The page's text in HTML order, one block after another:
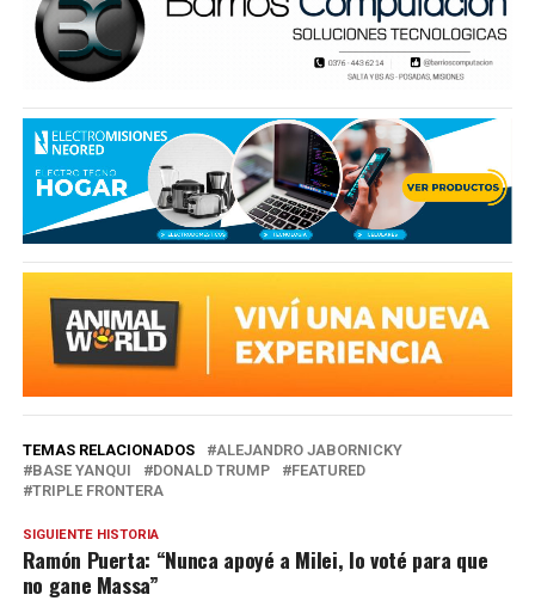
TEMAS RELACIONADOS
ALEJANDRO JABORNICKY
BASE YANQUI
DONALD TRUMP
FEATURED
TRIPLE FRONTERA
SIGUIENTE HISTORIA
Ramón Puerta: “Nunca apoyé a Milei, lo voté para que
no gane Massa”